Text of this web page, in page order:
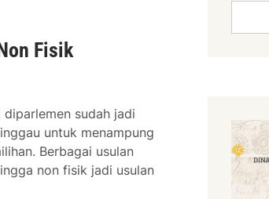
Fisik
sudah jadi
untuk menampung
Berbagai usulan
non fisik jadi usulan